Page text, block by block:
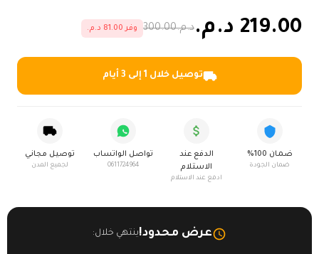
219.00 د.م. د.م.300.00 وفر 81.00 د.م.
توصيل خلال 1 إلى 3 أيام
ضمان 100%
ضمان الجودة
الدفع عند
الاستلام
ادفع عند الاستلام
تواصل الواتساب
0611724964
توصيل مجاني
لجميع المدن
عرض محدود!ينتهي خلال: